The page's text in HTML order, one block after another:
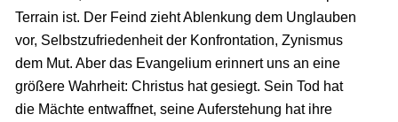
Terrain ist. Der Feind zieht Ablenkung dem Unglauben
vor, Selbstzufriedenheit der Konfrontation, Zynismus
dem Mut. Aber das Evangelium erinnert uns an eine
größere Wahrheit: Christus hat gesiegt. Sein Tod hat
die Mächte entwaffnet, seine Auferstehung hat ihre